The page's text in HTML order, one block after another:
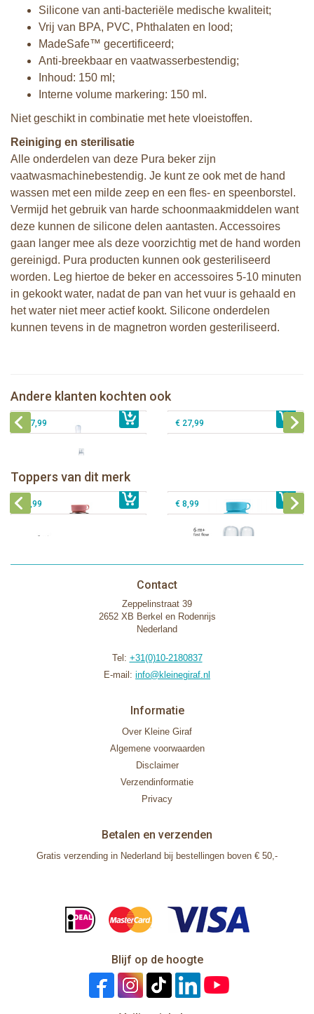
Silicone van anti-bacteriële medische kwaliteit;
Vrij van BPA, PVC, Phthalaten en lood;
MadeSafe™ gecertificeerd;
Anti-breekbaar en vaatwasserbestendig;
Inhoud: 150 ml;
Interne volume markering: 150 ml.
Niet geschikt in combinatie met hete vloeistoffen.
Reiniging en sterilisatie
Alle onderdelen van deze Pura beker zijn
vaatwasmachinebestendig. Je kunt ze ook met de hand
wassen met een milde zeep en een fles- en speenborstel.
Vermijd het gebruik van harde schoonmaakmiddelen want
deze kunnen de silicone delen aantasten. Accessoires
gaan langer mee als deze voorzichtig met de hand worden
gereinigd. Pura producten kunnen ook gesteriliseerd
worden. Leg hiertoe de beker en accessoires 5-10 minuten
in gekookt water, nadat de pan van het vuur is gehaald en
het water niet meer actief kookt. Silicone onderdelen
kunnen tevens in de magnetron worden gesteriliseerd.
Andere klanten kochten ook
€ 25,99
Pura tuitfles 325 ml + vos sleeve
€ 27,99 € 27,99
Toppers van dit merk
Pura thermos sportfles 475 ml +
unicorn sleeve
€ 40,99Pura silicone tuit 2 stuks
€ 9,99 € 8,99
Contact
Zeppelinstraat 39
2652 XB Berkel en Rodenrijs
Nederland
Tel: +31(0)10-2180837
E-mail: info@kleinegiraf.nl
Informatie
Over Kleine Giraf
Algemene voorwaarden
Disclaimer
Verzendinformatie
Privacy
Betalen en verzenden
Gratis verzending in Nederland bij bestellingen boven € 50,-
Blijf op de hoogte